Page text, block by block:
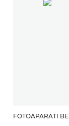
FOTOAPARATI